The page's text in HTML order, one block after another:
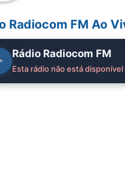
Radiocom FM Ao
Rádio Radiocom FM
Esta rádio não está disponível